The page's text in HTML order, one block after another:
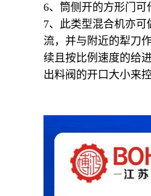
6、筒侧开的方形门可
7、此类型混合机亦
流，并与附近的犁刀
续且按比例速度的给
出料阀的开口大小来